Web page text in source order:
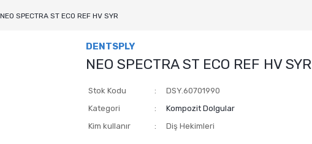
NEO SPECTRA ST ECO REF HV SYR
DENTSPLY
NEO SPECTRA ST ECO REF HV SYR
Stok Kodu
DSY.60701990
Kategori
Kompozit Dolgular
Kim kullanır
Diş Hekimleri